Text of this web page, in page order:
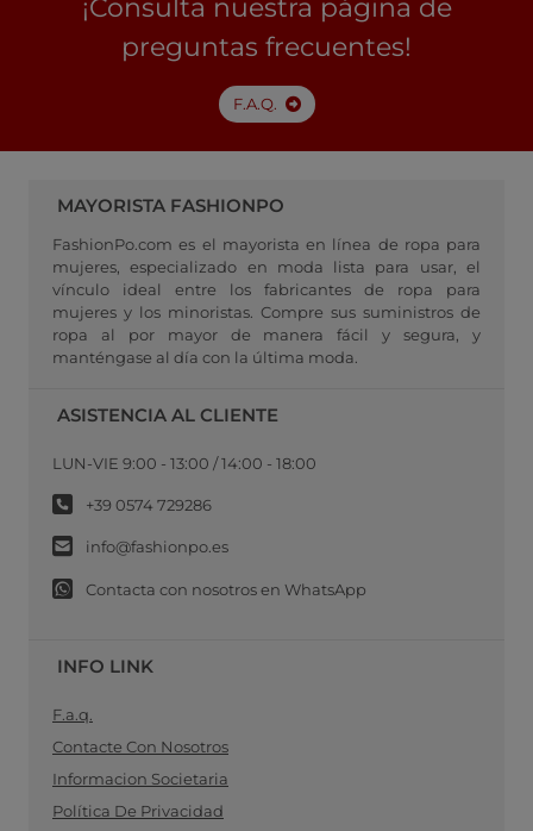
¡Consulta nuestra página de
preguntas frecuentes!
F.A.Q.
MAYORISTA FASHIONPO
FashionPo.com es el mayorista en línea de ropa para
mujeres, especializado en moda lista para usar, el
vínculo ideal entre los fabricantes de ropa para
mujeres y los minoristas. Compre sus suministros de
ropa al por mayor de manera fácil y segura, y
manténgase al día con la última moda.
ASISTENCIA AL CLIENTE
LUN-VIE 9:00 - 13:00 / 14:00 - 18:00
+39 0574 729286
info@fashionpo.es
Contacta con nosotros en WhatsApp
INFO LINK
F.a.q.
Contacte Con Nosotros
Informacion Societaria
Política De Privacidad